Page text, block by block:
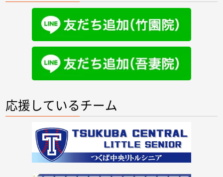
応援しているチーム